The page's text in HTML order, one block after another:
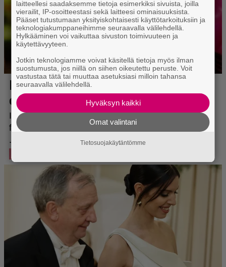
laitteellesi saadaksemme tietoja esimerkiksi sivuista, joilla
vierailit, IP-osoitteestasi sekä laitteesi ominaisuuksista.
Pääset tutustumaan yksityiskohtaisesti käyttötarkoituksiin ja
teknologiakumppaneihimme seuraavalla välilehdellä.
Hylkääminen voi vaikuttaa sivuston toimivuuteen ja
käytettävyyteen.
Jotkin teknologiamme voivat käsitellä tietoja myös ilman
suostumusta, jos niillä on siihen oikeutettu peruste. Voit
vastustaa tätä tai muuttaa asetuksiasi milloin tahansa
seuraavalla välilehdellä.
Hyväksyn kaikki
Omat valintani
Tietosuojakäytäntömme